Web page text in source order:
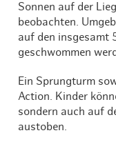
Sonnen auf der
beobachten.
auf den insgesamt
geschwommen
Ein Sprungturm
Action. Kinder
sondern auch auf
austoben.